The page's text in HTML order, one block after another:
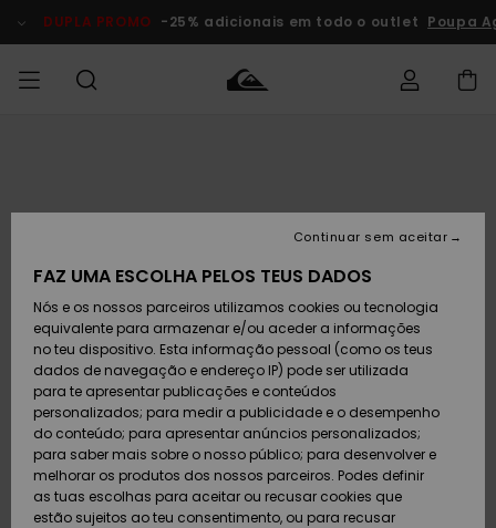
do
DUPLA PROMO -25% adicionais em todo o outlet Poupa
Calçado e
chinelos
Surfe/água
Snow
MENINO
Calçado e
chinelos
Surfe/água
Neve
MULHER
chegados
Highlights
Snow
SURF
Crianças
Highlights
Community
SNOW
Artigos
Criança
Snow Shop
Feminino
Highlights
DUPLA
PROMO
Criança
Outlet
Mulher
Devoluções
Pagamento
Cartão
presente
Quiksilver
Freedom
FAZ UMA ESCOLHA PELOS TEUS DADOS
Nós e os nossos parceiros utilizamos cookies ou tecnologia
equivalente para armazenar e/ou aceder a informações
no teu dispositivo. Esta informação pessoal (como os teus
dados de navegação e endereço IP) pode ser utilizada
para te apresentar publicações e conteúdos
personalizados; para medir a publicidade e o desempenho
do conteúdo; para apresentar anúncios personalizados;
para saber mais sobre o nosso público; para desenvolver e
melhorar os produtos dos nossos parceiros. Podes definir
as tuas escolhas para aceitar ou recusar cookies que
estão sujeitos ao teu consentimento, ou para recusar
Continuar sem aceitar